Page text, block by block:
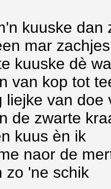
kuuske dan
mar
kuuske dè
van kop tot
liejke van doe
de zwarte
kuus èn ik
naor de
zo 'ne schik